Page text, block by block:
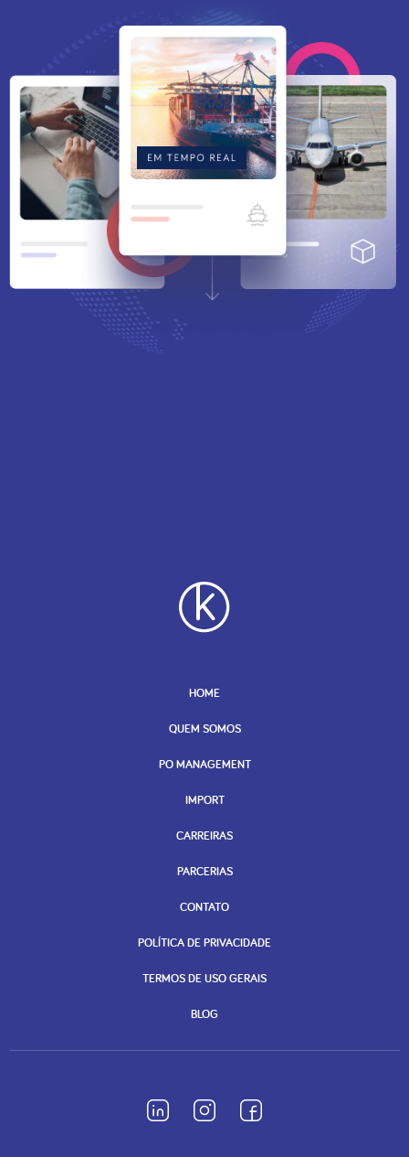
HOME
QUEM SOMOS
PO MANAGEMENT
IMPORT
CARREIRAS
PARCERIAS
CONTATO
POLÍTICA DE PRIVACIDADE
TERMOS DE USO GERAIS
BLOG